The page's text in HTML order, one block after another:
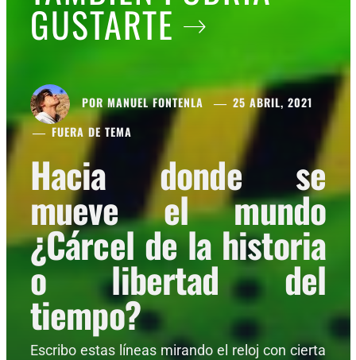
GUSTARTE
PORMANUEL FONTENLA
25 ABRIL, 2021
FUERA DE TEMA
Hacia donde se
mueve el mundo
¿Cárcel de la historia
o libertad del
tiempo?
Escribo estas líneas mirando el reloj con cierta